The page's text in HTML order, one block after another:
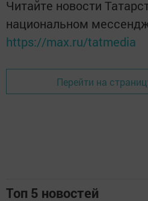
Читайте новости
национальном
https://max.ru/tatmedia
Перейти на
Топ 5 новостей